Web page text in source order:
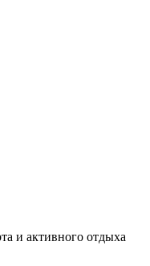
и активного отдыха